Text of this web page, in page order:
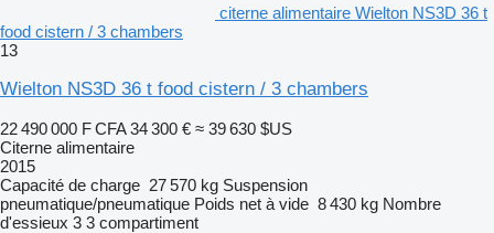
citerne alimentaire Wielton NS3D 36 t
food cistern / 3 chambers
13
Wielton NS3D 36 t food cistern / 3 chambers
22 490 000 F CFA 34 300 € ≈ 39 630 $US
Citerne alimentaire
2015
Capacité de charge 27 570 kg Suspension
pneumatique/pneumatique Poids net à vide 8 430 kg Nombre
d'essieux 3 3 compartiment